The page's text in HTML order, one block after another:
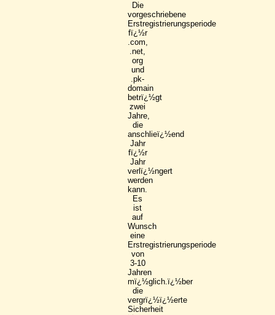
Die
vorgeschriebene
Erstregistrierungsperiode
fï¿½r
.com,
.net,
org
und
.pk-
domain
betrï¿½gt
zwei
Jahre,
die
anschlieï¿½end
Jahr
fï¿½r
Jahr
verlï¿½ngert
werden
kann.
Es
ist
auf
Wunsch
eine
Erstregistrierungsperiode
von
3-10
Jahren
mï¿½glich.ï¿½ber
die
vergrï¿½ï¿½erte
Sicherheit